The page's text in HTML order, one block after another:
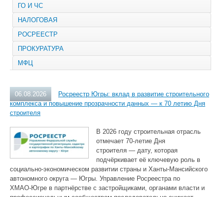
ГО И ЧС
НАЛОГОВАЯ
РОСРЕЕСТР
ПРОКУРАТУРА
МФЦ
06.08.2026
Росреестр Югры: вклад в развитие строительного
комплекса и повышение прозрачности данных — к 70 летию Дня
строителя
В 2026 году строительная отрасль
отмечает 70‑летие Дня
строителя — дату, которая
подчёркивает её ключевую роль в
социально‑экономическом развитии страны и Ханты‑Мансийского
автономного округа — Югры. Управление Росреестра по
ХМАО‑Югре в партнёрстве с застройщиками, органами власти и